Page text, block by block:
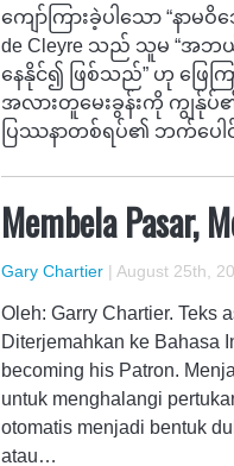
ကျော်ကြားခဲ့ပါသော “နာ
de Cleyre သည် သူမ “အဘယ်
နေနိုင်၍ ဖြစ်သည်” ဟု ဖြေ
အလားတူမေးခွန်းကို ကျွန်ုပ်၏
ပြဿနာတစ်ရပ်၏ ဘက်ပေါ
Membela Pasar,
Gary Chartier | August 25th,
Oleh: Garry Chartier. Teks
Diterjemahkan ke Bahasa
becoming his Patron.
untuk menghalangi
otomatis menjadi bentuk
atau…